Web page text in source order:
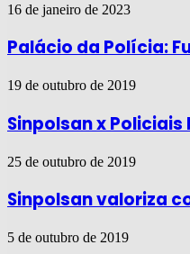
16 de janeiro de 2023
Palácio da Polícia:
19 de outubro de 2019
Sinpolsan x
25 de outubro de 2019
Sinpolsan valoriza
5 de outubro de 2019